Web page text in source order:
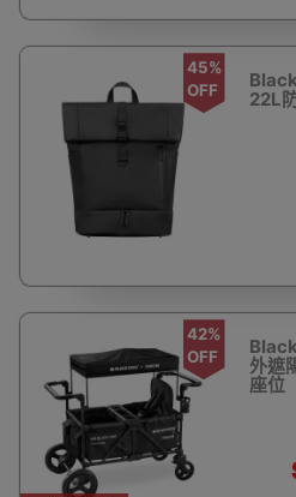
45%
OFF
22L
42%
OFF
外遮
座位